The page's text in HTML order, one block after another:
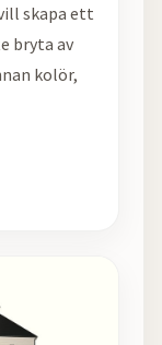
skapa ett
bryta av
kolör,